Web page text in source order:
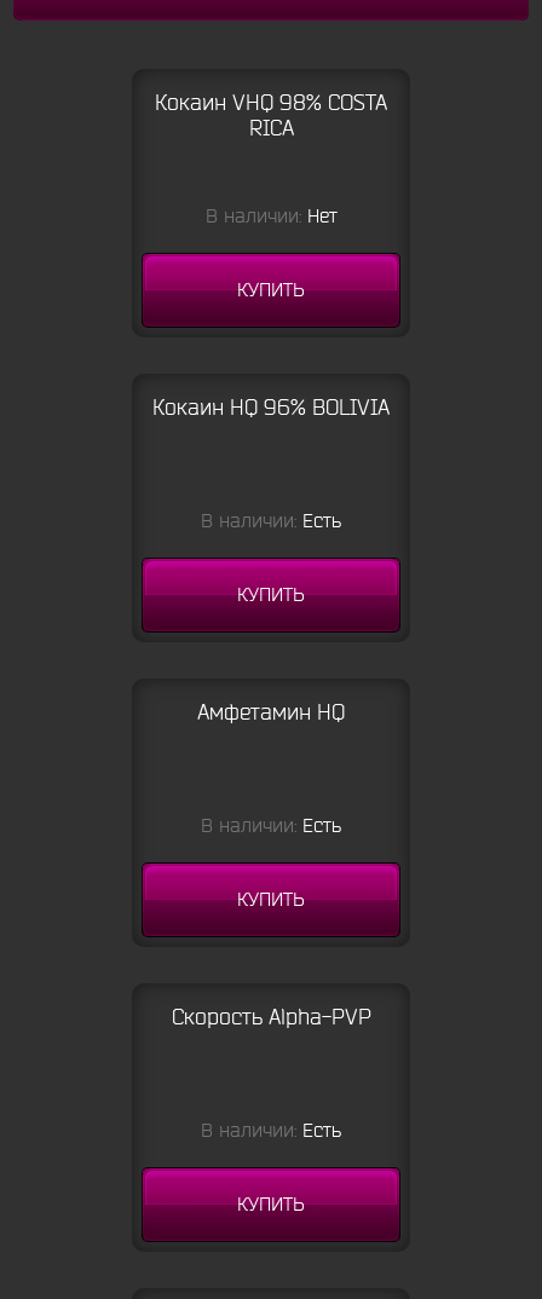
Кокаин VHQ 98% COSTA
RICA
В наличии: Нет
КУПИТЬ
Кокаин HQ 96% BOLIVIA
В наличии: Есть
КУПИТЬ
Амфетамин HQ
В наличии: Есть
КУПИТЬ
Скорость Alpha-PVP
В наличии: Есть
КУПИТЬ